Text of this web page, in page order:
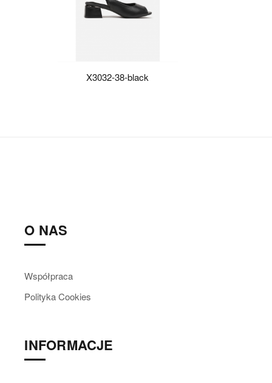
X3032-38-black
O NAS
Współpraca
Polityka Cookies
INFORMACJE